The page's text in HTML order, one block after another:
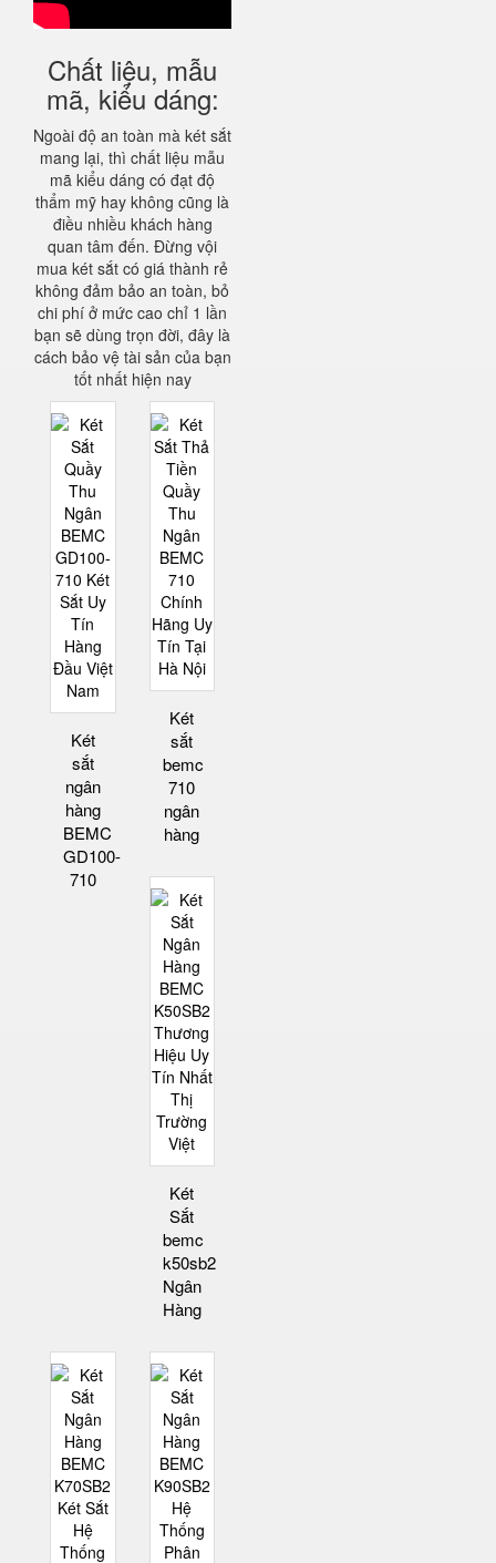
Chất liệu, mẫu
mã, kiểu dáng:
Ngoài độ an toàn mà két sắt
mang lại, thì chất liệu mẫu
mã kiểu dáng có đạt độ
thẩm mỹ hay không cũng là
điều nhiều khách hàng
quan tâm đến. Đừng vội
mua két sắt có giá thành rẻ
không đảm bảo an toàn, bỏ
chi phí ở mức cao chỉ 1 lần
bạn sẽ dùng trọn đời, đây là
cách bảo vệ tài sản của bạn
tốt nhất hiện nay
Két
sắt
ngân
hàng
BEMC
GD100-
710
Két
sắt
bemc
710
ngân
hàng
Két
Sắt
bemc
k50sb2
Ngân
Hàng